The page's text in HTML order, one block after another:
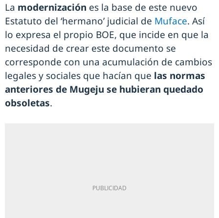
La modernización es la base de este nuevo
Estatuto del ‘hermano’ judicial de Muface. Así
lo expresa el propio BOE, que incide en que la
necesidad de crear este documento se
corresponde con una acumulación de cambios
legales y sociales que hacían que las normas
anteriores de Mugeju se hubieran quedado
obsoletas.